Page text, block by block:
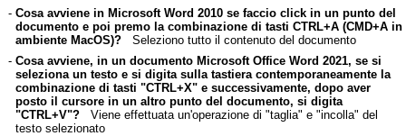
- Cosa avviene in Microsoft Word 2010 se faccio click in un punto del
documento e poi premo la combinazione di tasti CTRL+A (CMD+A in
ambiente MacOS)?Seleziono tutto il contenuto del documento
- Cosa avviene, in un documento Microsoft Office Word 2021, se si
seleziona un testo e si digita sulla tastiera contemporaneamente la
combinazione di tasti "CTRL+X" e successivamente, dopo aver
posto il cursore in un altro punto del documento, si digita
"CTRL+V"?Viene effettuata un'operazione di "taglia" e "incolla" del
testo selezionato